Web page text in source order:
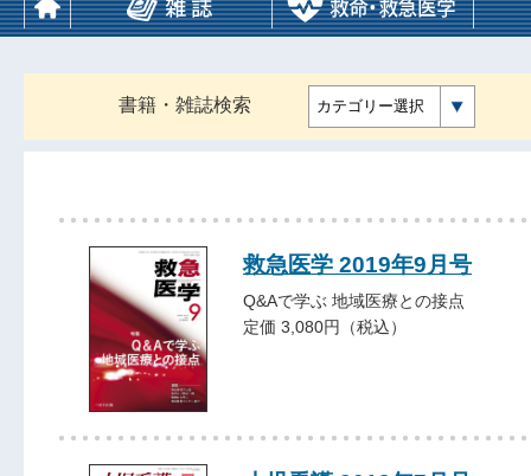
書籍・雑誌検索 カテゴリー選択
救急医学 2019年9月号
Q&Aで学ぶ 地域医療との接点
定価 3,080円（税込）